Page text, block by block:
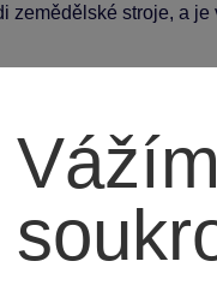
zemědělské stroje, a